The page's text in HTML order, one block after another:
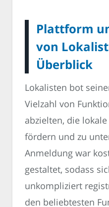
Plattform
von
Überblick
Lokalisten bot
Vielzahl von
abzielten, die
fördern und zu
Anmeldung war
gestaltet, sodass
unkompliziert
den beliebtesten